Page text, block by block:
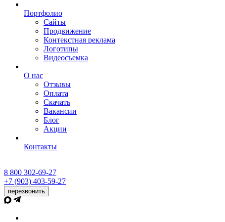
Портфолио
Сайты
Продвижение
Контекстная реклама
Логотипы
Видеосъемка
О нас
Отзывы
Оплата
Скачать
Вакансии
Блог
Акции
Контакты
8 800 302-69-27
+7 (903) 403-59-27
перезвонить